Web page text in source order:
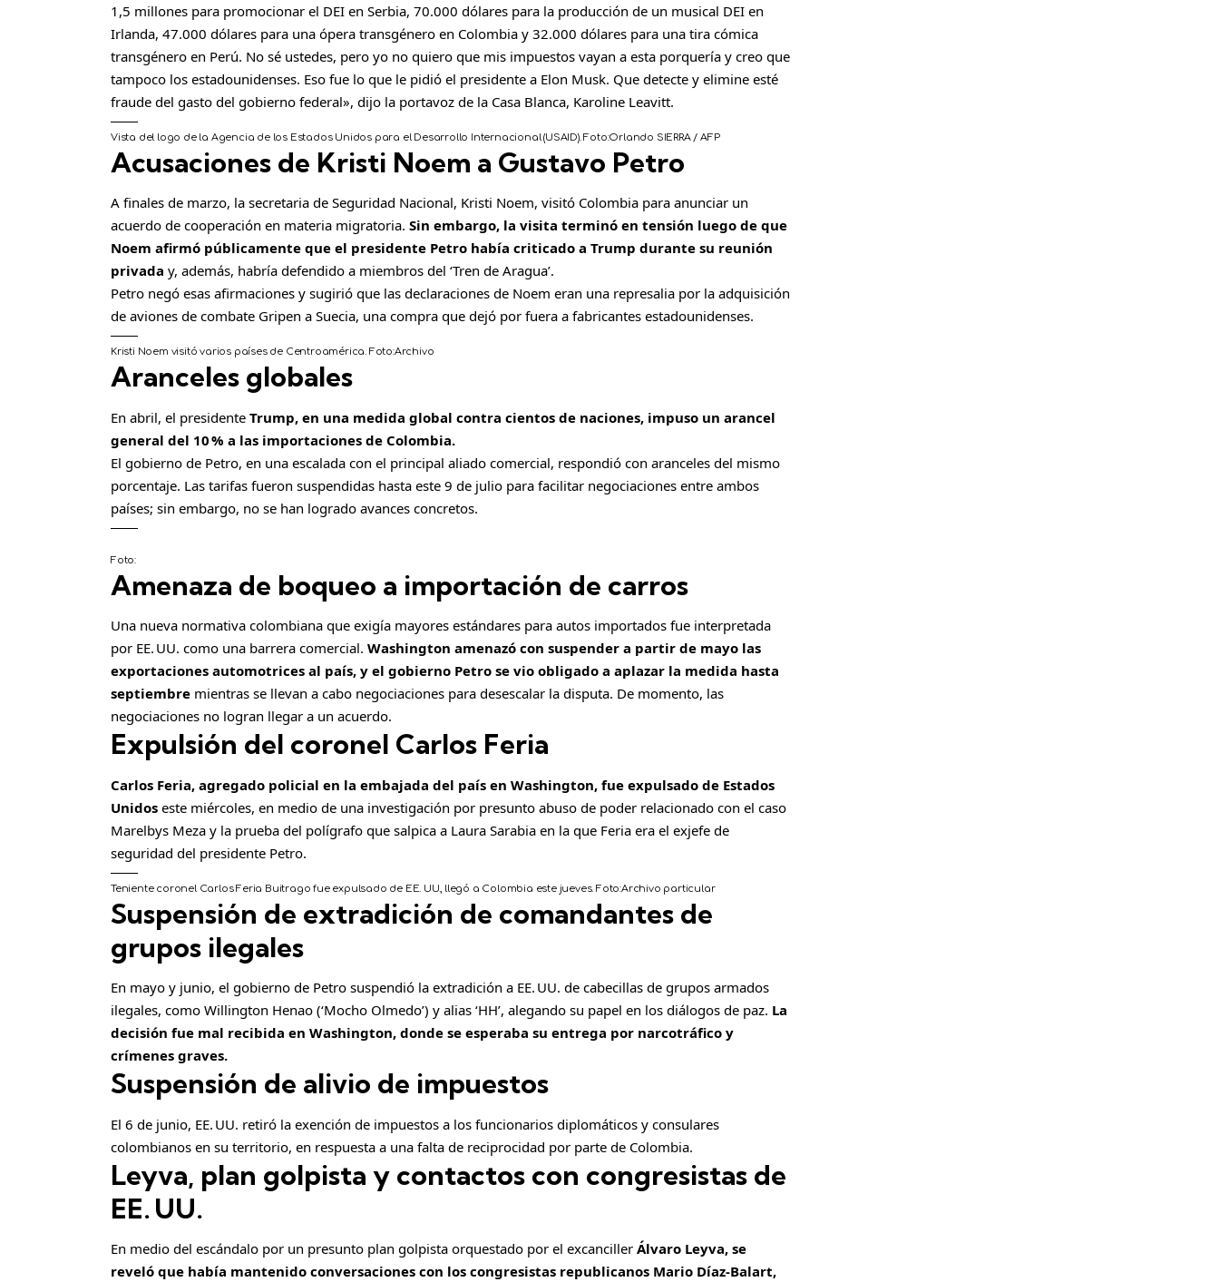
1,5 millones para promocionar el DEI en Serbia, 70.000 dólares para la producción de un musical DEI en
Irlanda, 47.000 dólares para una ópera transgénero en Colombia y 32.000 dólares para una tira cómica
transgénero en Perú. No sé ustedes, pero yo no quiero que mis impuestos vayan a esta porquería y creo que
tampoco los estadounidenses. Eso fue lo que le pidió el presidente a Elon Musk. Que detecte y elimine esté
fraude del gasto del gobierno federal», dijo la portavoz de la Casa Blanca, Karoline Leavitt.
Vista del logo de la Agencia de los Estados Unidos para el Desarrollo Internacional (USAID).Foto:Orlando SIERRA / AFP
Acusaciones de Kristi Noem a Gustavo Petro
A finales de marzo, la secretaria de Seguridad Nacional, Kristi Noem, visitó Colombia para anunciar un
acuerdo de cooperación en materia migratoria. Sin embargo, la visita terminó en tensión luego de que
Noem afirmó públicamente que el presidente Petro había criticado a Trump durante su reunión
privada y, además, habría defendido a miembros del ‘Tren de Aragua’.
Petro negó esas afirmaciones y sugirió que las declaraciones de Noem eran una represalia por la adquisición
de aviones de combate Gripen a Suecia, una compra que dejó por fuera a fabricantes estadounidenses.
Kristi Noem visitó varios países de Centroamérica. Foto:Archivo
Aranceles globales
En abril, el presidente Trump, en una medida global contra cientos de naciones, impuso un arancel
general del 10 % a las importaciones de Colombia.
El gobierno de Petro, en una escalada con el principal aliado comercial, respondió con aranceles del mismo
porcentaje. Las tarifas fueron suspendidas hasta este 9 de julio para facilitar negociaciones entre ambos
países; sin embargo, no se han logrado avances concretos.
Foto:
Amenaza de boqueo a importación de carros
Una nueva normativa colombiana que exigía mayores estándares para autos importados fue interpretada
por EE. UU. como una barrera comercial. Washington amenazó con suspender a partir de mayo las
exportaciones automotrices al país, y el gobierno Petro se vio obligado a aplazar la medida hasta
septiembre mientras se llevan a cabo negociaciones para desescalar la disputa. De momento, las
negociaciones no logran llegar a un acuerdo.
Expulsión del coronel Carlos Feria
Carlos Feria, agregado policial en la embajada del país en Washington, fue expulsado de Estados
Unidos este miércoles, en medio de una investigación por presunto abuso de poder relacionado con el caso
Marelbys Meza y la prueba del polígrafo que salpica a Laura Sarabia en la que Feria era el exjefe de
seguridad del presidente Petro.
Teniente coronel Carlos Feria Buitrago fue expulsado de EE. UU., llegó a Colombia este jueves. Foto:Archivo particular
Suspensión de extradición de comandantes de
grupos ilegales
En mayo y junio, el gobierno de Petro suspendió la extradición a EE. UU. de cabecillas de grupos armados
ilegales, como Willington Henao (‘Mocho Olmedo’) y alias ‘HH’, alegando su papel en los diálogos de paz. La
decisión fue mal recibida en Washington, donde se esperaba su entrega por narcotráfico y
crímenes graves.
Suspensión de alivio de impuestos
El 6 de junio, EE. UU. retiró la exención de impuestos a los funcionarios diplomáticos y consulares
colombianos en su territorio, en respuesta a una falta de reciprocidad por parte de Colombia.
Leyva, plan golpista y contactos con congresistas de
EE. UU.
En medio del escándalo por un presunto plan golpista orquestado por el excanciller Álvaro Leyva, se
reveló que había mantenido conversaciones con los congresistas republicanos Mario Díaz-Balart,